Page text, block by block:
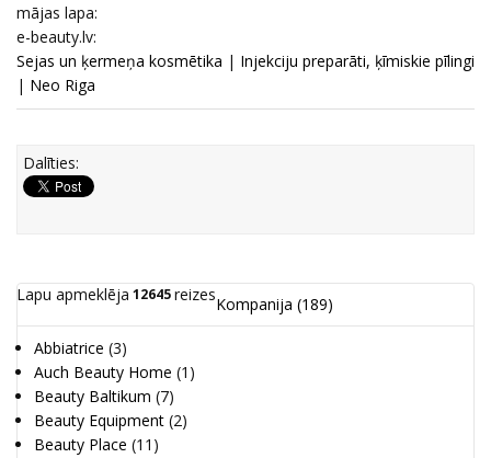
mājas lapa:
e-beauty.lv:
Sejas un ķermeņa kosmētika | Injekciju preparāti, ķīmiskie pīlingi
| Neo Riga
Dalīties:
Lapu apmeklēja 12645reizesKompanija (189)
Abbiatrice (3)
Auch Beauty Home (1)
Beauty Baltikum (7)
Beauty Equipment (2)
Beauty Place (11)